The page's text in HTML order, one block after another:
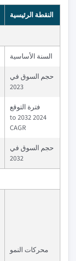
النقطة الرئيسية
السنة الأساسية
حجم السوق في
2023
فترة التوقع
2024 to 2032
CAGR
حجم السوق في
2032
محركات النمو